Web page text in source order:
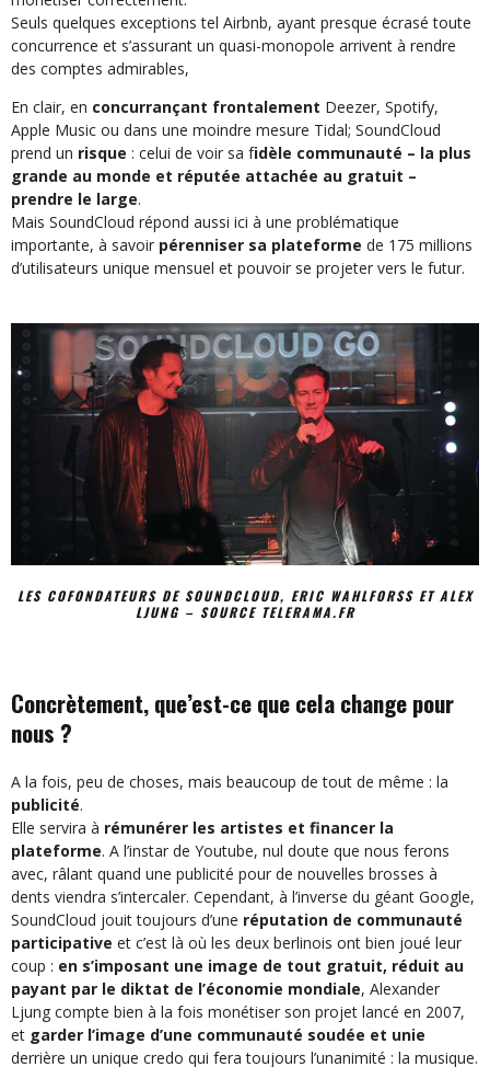
Seuls quelques exceptions tel Airbnb, ayant presque écrasé toute
concurrence et s’assurant un quasi-monopole arrivent à rendre
des comptes admirables,
En clair, en concurrançant frontalement Deezer, Spotify,
Apple Music ou dans une moindre mesure Tidal; SoundCloud
prend un risque : celui de voir sa fidèle communauté – la plus
grande au monde et réputée attachée au gratuit –
prendre le large.
Mais SoundCloud répond aussi ici à une problématique
importante, à savoir pérenniser sa plateforme de 175 millions
d’utilisateurs unique mensuel et pouvoir se projeter vers le futur.
LES COFONDATEURS DE SOUNDCLOUD, ERIC WAHLFORSS ET ALEX
LJUNG – SOURCE TELERAMA.FR
Concrètement, que’est-ce que cela change pour
nous ?
A la fois, peu de choses, mais beaucoup de tout de même : la
publicité.
Elle servira à rémunérer les artistes et financer la
plateforme. A l’instar de Youtube, nul doute que nous ferons
avec, râlant quand une publicité pour de nouvelles brosses à
dents viendra s’intercaler. Cependant, à l’inverse du géant Google,
SoundCloud jouit toujours d’une réputation de communauté
participative et c’est là où les deux berlinois ont bien joué leur
coup : en s’imposant une image de tout gratuit, réduit au
payant par le diktat de l’économie mondiale, Alexander
Ljung compte bien à la fois monétiser son projet lancé en 2007,
et garder l’image d’une communauté soudée et unie
derrière un unique credo qui fera toujours l’unanimité : la musique.